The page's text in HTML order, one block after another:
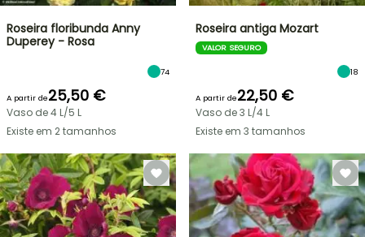
Roseira floribunda Anny
Duperey - Rosa
74
A partir de25,50 €
Vaso de 4 L/5 L
Existe em 2 tamanhos
Roseira antiga Mozart
VALOR SEGURO
18
A partir de22,50 €
Vaso de 3 L/4 L
Existe em 3 tamanhos